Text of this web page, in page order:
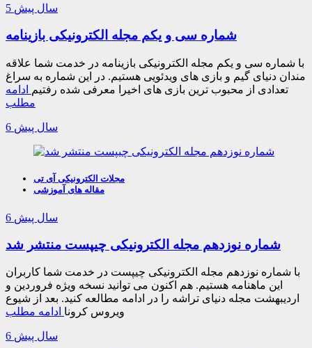
5 سال پیش
شماره سی و یکم مجله الکترونیکی بازینامه
با شماره سی و یکم مجله الکترونیکی بازینامه در خدمت شما علاقه
مندان دنیای گیم و بازی های ویدئویی هستیم. در این شماره به سراغ
تعدادی از محبوب ترین بازی های اخیرا معرفی شده رفتیم ادامه
مطلب
6 سال پیش
مجلات الکترونیکی آی تی
مقاله های آموزشی
6 سال پیش
شماره نوزدهم مجله الکترونیکی چیپست منتشر شد
با شماره نوزدهم مجله الکترونیکی چیپست در خدمت شما کاربران
این ماهنامه هستیم. هم اکنون می توانید نسخه ویژه فروردین و
اردیبهشت مجله دنیای تراشه را در ادامه مطالعه کنید. بعد از شیوع
ویروس کرونا ادامه مطلب
6 سال پیش